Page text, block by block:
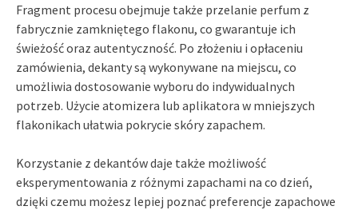
Fragment procesu obejmuje także przelanie perfum z
fabrycznie zamkniętego flakonu, co gwarantuje ich
świeżość oraz autentyczność. Po złożeniu i opłaceniu
zamówienia, dekanty są wykonywane na miejscu, co
umożliwia dostosowanie wyboru do indywidualnych
potrzeb. Użycie atomizera lub aplikatora w mniejszych
flakonikach ułatwia pokrycie skóry zapachem.
Korzystanie z dekantów daje także możliwość
eksperymentowania z różnymi zapachami na co dzień,
dzięki czemu możesz lepiej poznać preferencje zapachowe